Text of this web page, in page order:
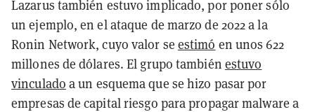
Lazarus también estuvo implicado, por poner sólo
un ejemplo, en el ataque de marzo de 2022 a la
Ronin Network, cuyo valor se estimó en unos 622
millones de dólares. El grupo también estuvo
vinculado a un esquema que se hizo pasar por
empresas de capital riesgo para propagar malware a